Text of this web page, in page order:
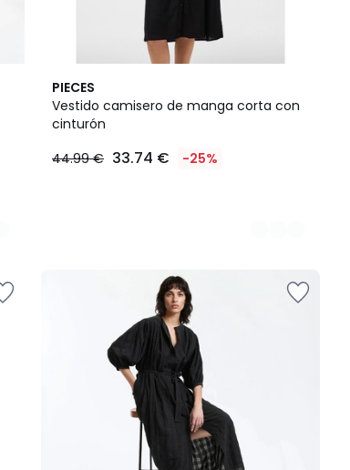
PIECES
Vestido camisero de manga corta con
cinturón
44.99 € 33.74 € -25%
2
Colores